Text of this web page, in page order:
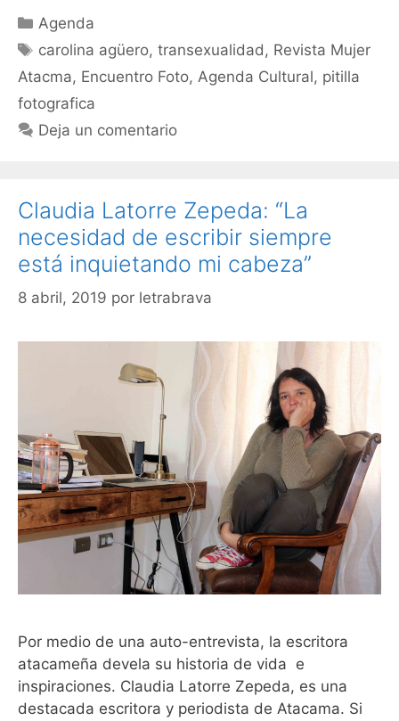
Agenda
carolina agüero,transexualidad , Revista Mujer
Atacma, Encuentro Foto, Agenda Cultural, pitilla
fotografica
Deja un comentario
Claudia Latorre Zepeda: “La
necesidad de escribir siempre
está inquietando mi cabeza”
8 abril, 2019 por letrabrava
Por medio de una auto-entrevista, la escritora
atacameña devela su historia de vida e
inspiraciones. Claudia Latorre Zepeda, es una
destacada escritora y periodista de Atacama. Si